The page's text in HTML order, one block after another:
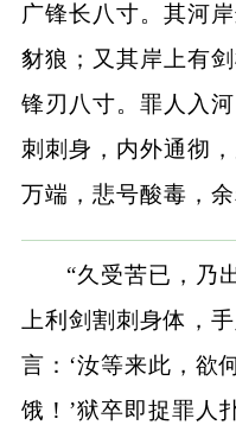
广锋长八寸。其河
豺狼；又其岸上有
锋刃八寸。罪人入
刺刺身，内外通彻
万端，悲号酸毒，
“久受苦已，乃
上利剑割刺身体，
言：‘汝等来此，欲
饿！’狱卒即捉罪人